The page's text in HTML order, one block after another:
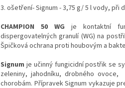
3. ošetření- Signum - 3,75 g/ 5 l vody, při
CHAMPION 50 WG je kontaktní
dispergovatelných granulí (WG) na
Špičková ochrana proti houbovým a
Signum je učinný fungicidní postřik se
zeleniny, jahodníku, drobného
chorobám. Přípravek Signum vykazuje